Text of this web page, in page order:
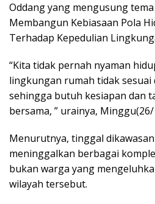
Oddang yang mengusung
Membangun Kebiasaan Pola
Terhadap Kepedulian
“Kita tidak pernah nyaman
lingkungan rumah tidak
sehingga butuh kesiapan dan
bersama, ” urainya,
Menurutnya, tinggal
meninggalkan berbagai
bukan warga yang
wilayah tersebut.